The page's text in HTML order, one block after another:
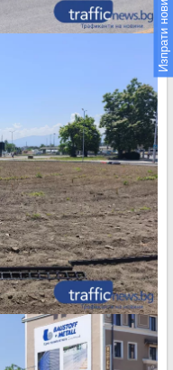
Изпрати новина